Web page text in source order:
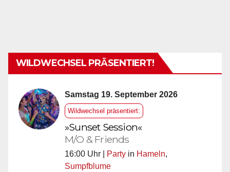
WILDWECHSEL PRÄSENTIERT!
Samstag 19. September 2026
Wildwechsel präsentiert:
»Sunset Session«
M/O & Friends
16:00 Uhr | Party in Hameln,
Sumpfblume